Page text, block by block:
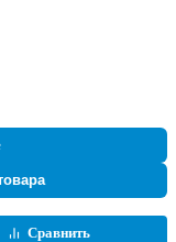
Сравнить